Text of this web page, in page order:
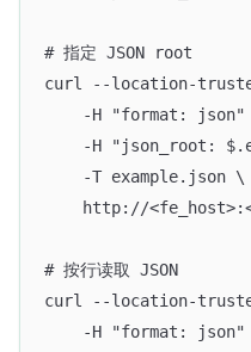
# 指定 JSON root
curl --location-
-H "format: json"
-H "json_root:
    -T example.json \
http://
# 按行读取 JSON
curl --location-
-H "format: json"